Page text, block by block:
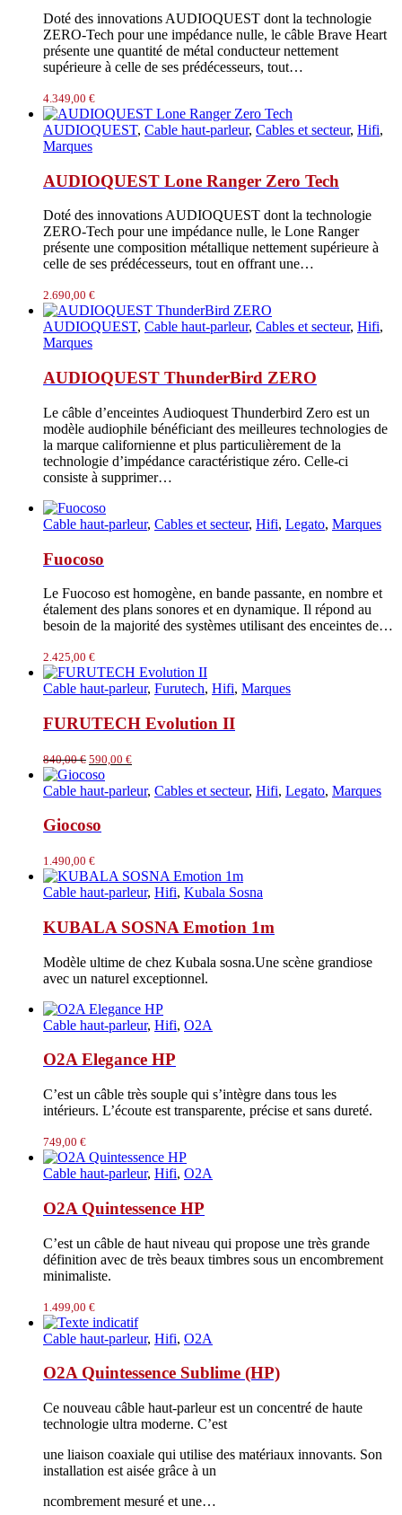
Doté des innovations AUDIOQUEST dont la technologie
ZERO-Tech pour une impédance nulle, le câble Brave Heart
présente une quantité de métal conducteur nettement
supérieure à celle de ses prédécesseurs, tout…
4.349,00 €
AUDIOQUEST, Cable haut-parleur, Cables et secteur, Hifi,
Marques
AUDIOQUEST Lone Ranger Zero Tech
Doté des innovations AUDIOQUEST dont la technologie
ZERO-Tech pour une impédance nulle, le Lone Ranger
présente une composition métallique nettement supérieure à
celle de ses prédécesseurs, tout en offrant une…
2.690,00 €
AUDIOQUEST, Cable haut-parleur, Cables et secteur, Hifi,
Marques
AUDIOQUEST ThunderBird ZERO
Le câble d’enceintes Audioquest Thunderbird Zero est un
modèle audiophile bénéficiant des meilleures technologies de
la marque californienne et plus particulièrement de la
technologie d’impédance caractéristique zéro. Celle-ci
consiste à supprimer…
Cable haut-parleur, Cables et secteur, Hifi, Legato, Marques
Fuocoso
Le Fuocoso est homogène, en bande passante, en nombre et
étalement des plans sonores et en dynamique. Il répond au
besoin de la majorité des systèmes utilisant des enceintes de…
2.425,00 €
Cable haut-parleur, Furutech, Hifi, Marques
FURUTECH Evolution II
840,00€ Le
prix
initial
était :
590,00 €Le
actuel
est :
Cable haut-parleur, Cables et secteur, Hifi, Legato, Marques
Giocoso
1.490,00 €
Cable haut-parleur, Hifi, Kubala Sosna
KUBALA SOSNA Emotion 1m
Modèle ultime de chez Kubala sosna.Une scène grandiose
avec un naturel exceptionnel.
Cable haut-parleur, Hifi, O2A
O2A Elegance HP
C’est un câble très souple qui s’intègre dans tous les
intérieurs. L’écoute est transparente, précise et sans dureté.
749,00 €
Cable haut-parleur, Hifi, O2A
O2A Quintessence HP
C’est un câble de haut niveau qui propose une très grande
définition avec de très beaux timbres sous un encombrement
minimaliste.
1.499,00 €
Cable haut-parleur, Hifi, O2A
O2A Quintessence Sublime (HP)
Ce nouveau câble haut-parleur est un concentré de haute
technologie ultra moderne. C’est
une liaison coaxiale qui utilise des matériaux innovants. Son
installation est aisée grâce à un
ncombrement mesuré et une…